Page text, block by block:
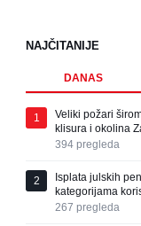
NAJČITANIJE
DANAS
1
Veliki požari
klisura i okolina
394 pregleda
2
Isplata julskih
kategorijama
267 pregleda